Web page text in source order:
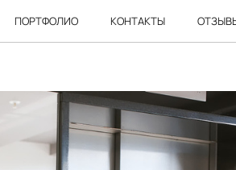
ПОРТФОЛИО КОНТАКТЫ